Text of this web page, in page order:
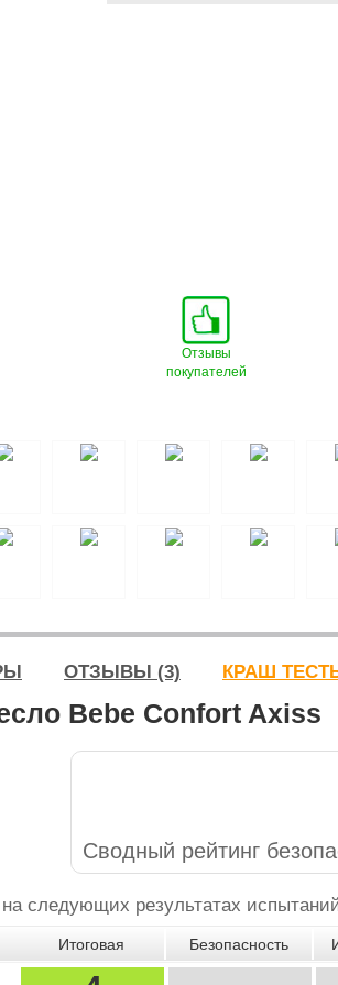
Отзывы
покупателей
ОТЗЫВЫ (3) КРАШ
Bebe Confort Axiss
Сводный рейтинг
следующих результатах
Итоговая Безопасность